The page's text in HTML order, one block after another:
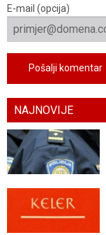
E-mail (opcija)
Pošalji komentar
NAJNOVIJE